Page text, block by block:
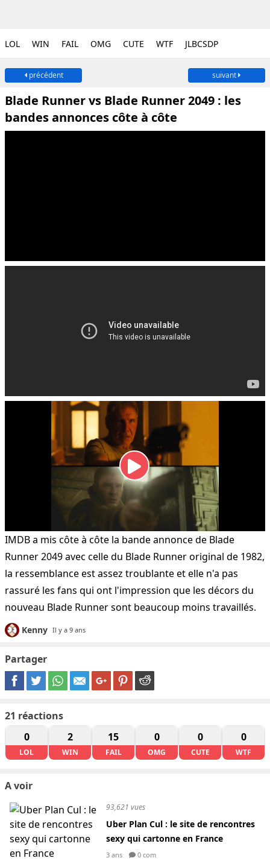
LOL WIN FAIL OMG CUTE WTF JLBCSDP
précédent suivant
Blade Runner vs Blade Runner 2049 : les
bandes annonces côte à côte
IMDB a mis côte à côte la bande annonce de Blade
Runner 2049 avec celle du Blade Runner original de 1982,
la ressemblance est assez troublante et elle n'a pas
rassuré les fans qui ont l'impression que les décors du
nouveau Blade Runner sont beaucoup moins travaillés.
Kenny Il y a 9 ans
Partager
21 réactions
0
LOL
2
WIN
15
FAIL
0
OMG
0
CUTE
0
WTF
A voir
93,621 vues
Uber Plan Cul : le site de rencontres
sexy qui cartonne en France
3 ans 0 com